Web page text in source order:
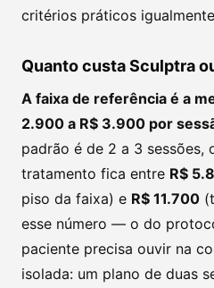
critérios práticos
Quanto custa Sculptra
A faixa de referência é a
2.900 a R$ 3.900 por
padrão é de 2 a 3
tratamento fica entre R$
piso da faixa) e R$ 11.700
esse número — o do
paciente precisa ouvir na
isolada: um plano de duas